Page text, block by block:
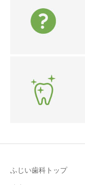
ふじい歯科トップ